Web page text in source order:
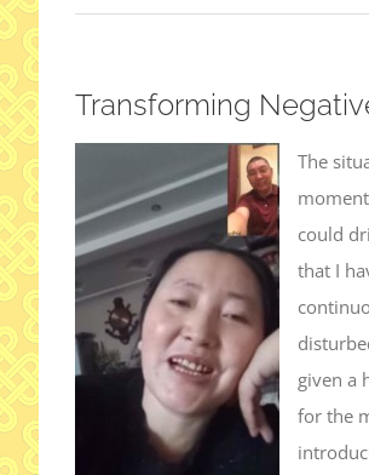
Transforming
The
could
that I
given a
for the